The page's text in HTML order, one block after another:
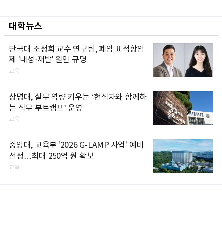
대학뉴스
단국대 조정희 교수 연구팀, 폐암 표적항암
제 '내성·재발' 원인 규명
교육
상명대, 실무 역량 키우는 ‘현직자와 함께하
는 직무 부트캠프’ 운영
교육
중앙대, 교육부 '2026 G-LAMP 사업' 예비
선정…최대 250억 원 확보
교육